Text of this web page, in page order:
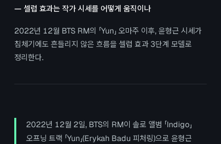
— 셀럽 효과는 작가 시세를 어떻게 움직이나
2022년 12월 BTS RM의 「Yun」 오마주 이후, 윤형근 시세가
침체기에도 흔들리지 않은 흐름을 셀럽 효과 3단계 모델로
정리한다.
2022년 12월 2일, BTS의 RM이 솔로 앨범 「Indigo」
오프닝 트랙 「Yun」(Erykah Badu 피처링)으로 윤형근